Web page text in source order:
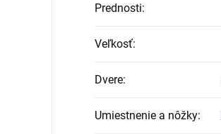
Prednosti:
Veľkosť:
Dvere:
Umiestnenie a nôžky: